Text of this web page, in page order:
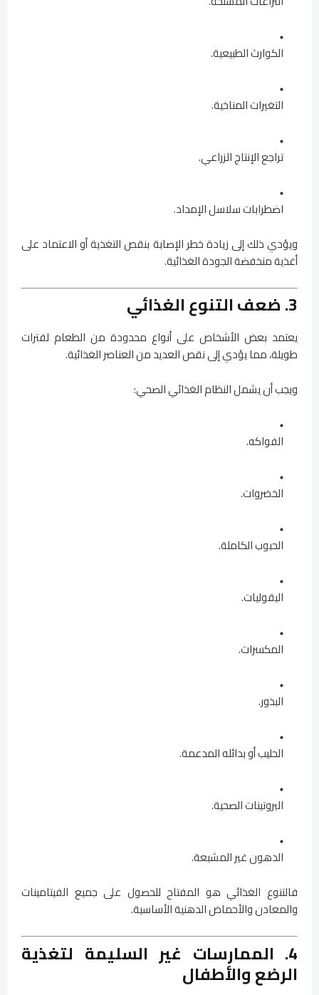
الكوارث الطبيعية.
التغيرات المناخية.
تراجع الإنتاج الزراعي.
اضطرابات سلاسل الإمداد.
ويؤدي ذلك إلى زيادة خطر الإصابة بنقص التغذية أو الاعتماد على
أغذية منخفضة الجودة الغذائية.
3. ضعف التنوع الغذائي
يعتمد بعض الأشخاص على أنواع محدودة من الطعام لفترات
طويلة، مما يؤدي إلى نقص العديد من العناصر الغذائية.
ويجب أن يشمل النظام الغذائي الصحي:
الفواكه.
الخضروات.
الحبوب الكاملة.
البقوليات.
المكسرات.
البذور.
الحليب أو بدائله المدعمة.
البروتينات الصحية.
الدهون غير المشبعة.
فالتنوع الغذائي هو المفتاح للحصول على جميع الفيتامينات
والمعادن والأحماض الدهنية الأساسية.
4. الممارسات غير السليمة لتغذية
الرضع والأطفال